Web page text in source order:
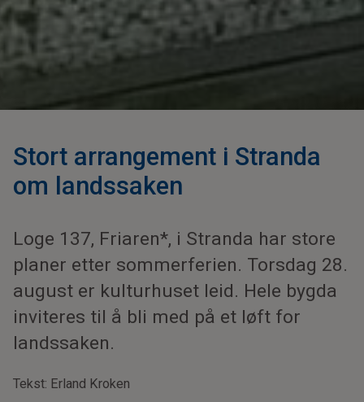
Stort arrangement i Stranda
om landssaken
Loge 137, Friaren*, i Stranda har store
planer etter sommerferien. Torsdag 28.
august er kulturhuset leid. Hele bygda
inviteres til å bli med på et løft for
landssaken.
Tekst: Erland Kroken